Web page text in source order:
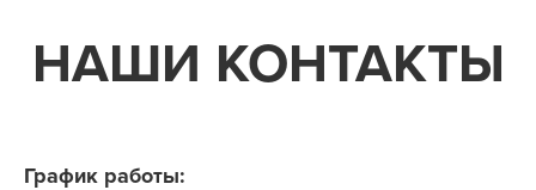
НАШИ КОНТАКТЫ
График работы: